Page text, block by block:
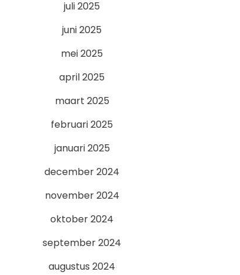
juli 2025
juni 2025
mei 2025
april 2025
maart 2025
februari 2025
januari 2025
december 2024
november 2024
oktober 2024
september 2024
augustus 2024